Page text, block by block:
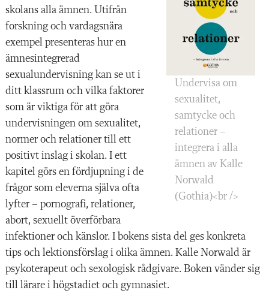
Undervisa om
sexualitet,
samtycke och
relationer –
integrera i alla
ämnen av Kalle
Norwald
(Gothia)<br />
skolans alla ämnen. Utifrån
forskning och vardagsnära
exempel presenteras hur en
ämnesintegrerad
sexualundervisning kan se ut i
ditt klassrum och vilka faktorer
som är viktiga för att göra
undervisningen om sexualitet,
normer och relationer till ett
positivt inslag i skolan. I ett
kapitel görs en fördjupning i de
frågor som eleverna själva ofta
lyfter – pornografi, relationer,
abort, sexuellt överförbara
infektioner och känslor. I bokens sista del ges konkreta
tips och lektionsförslag i olika ämnen. Kalle Norwald är
psykoterapeut och sexologisk rådgivare. Boken vänder sig
till lärare i högstadiet och gymnasiet.